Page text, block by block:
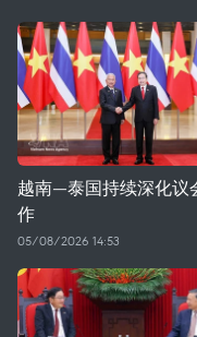
越南—泰国持续深化议
作
05/08/2026 14:53